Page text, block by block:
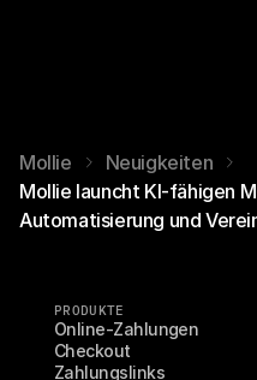
Mollie
Neuigkeiten
Mollie launcht KI-fähigen
Automatisierung und
PRODUKTE
Online-Zahlungen
Checkout
Zahlungslinks